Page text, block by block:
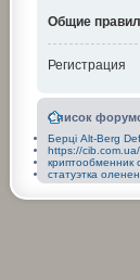
Общие
Регистрация
Список
Берці Alt-Berg
https://
криптообменник
статуэтка